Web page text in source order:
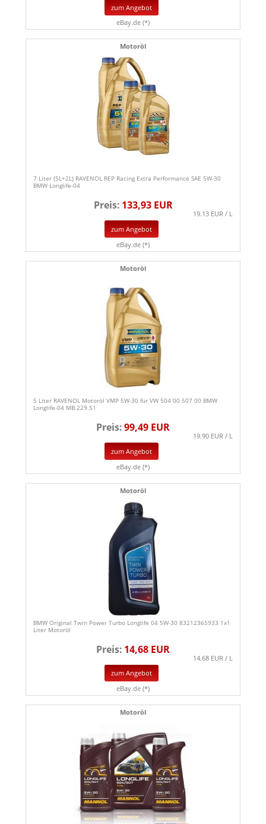
zum Angebot
eBay.de (*)
Motoröl
7 Liter (5L+2L) RAVENOL REP Racing Extra Performance SAE 5W-30
BMW Longlife-04
Preis: 133,93 EUR
19.13 EUR / L
zum Angebot
eBay.de (*)
Motoröl
5 Liter RAVENOL Motoröl VMP 5W-30 für VW 504 00 507 00 BMW
Longlife-04 MB 229.51
Preis:99,49 EUR
19.90 EUR / L
zum Angebot
eBay.de (*)
Motoröl
BMW Original Twin Power Turbo Longlife 04 5W-30 83212365933 1x1
Liter Motoröl
Preis: 14,68 EUR
14.68 EUR / L
zum Angebot
eBay.de (*)
Motoröl